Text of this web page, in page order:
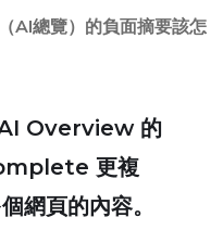
AI總覽）的負面摘要該怎
AI Overview 的
更複
網頁的內容。